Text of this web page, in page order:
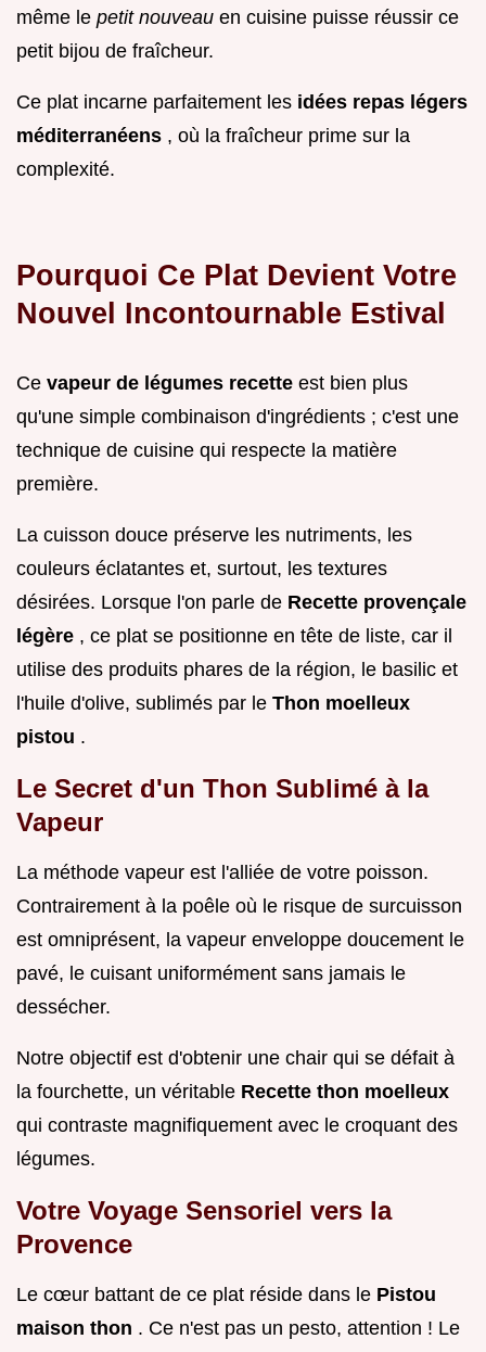
même le petit nouveau en cuisine puisse réussir ce
petit bijou de fraîcheur.
Ce plat incarne parfaitement les idées repas légers
méditerranéens , où la fraîcheur prime sur la
complexité.
Pourquoi Ce Plat Devient Votre
Nouvel Incontournable Estival
Ce vapeur de légumes recette est bien plus
qu'une simple combinaison d'ingrédients ; c'est une
technique de cuisine qui respecte la matière
première.
La cuisson douce préserve les nutriments, les
couleurs éclatantes et, surtout, les textures
désirées. Lorsque l'on parle de Recette provençale
légère , ce plat se positionne en tête de liste, car il
utilise des produits phares de la région, le basilic et
l'huile d'olive, sublimés par le Thon moelleux
pistou .
Le Secret d'un Thon Sublimé à la
Vapeur
La méthode vapeur est l'alliée de votre poisson.
Contrairement à la poêle où le risque de surcuisson
est omniprésent, la vapeur enveloppe doucement le
pavé, le cuisant uniformément sans jamais le
dessécher.
Notre objectif est d'obtenir une chair qui se défait à
la fourchette, un véritable Recette thon moelleux
qui contraste magnifiquement avec le croquant des
légumes.
Votre Voyage Sensoriel vers la
Provence
Le cœur battant de ce plat réside dans le Pistou
maison thon . Ce n'est pas un pesto, attention ! Le